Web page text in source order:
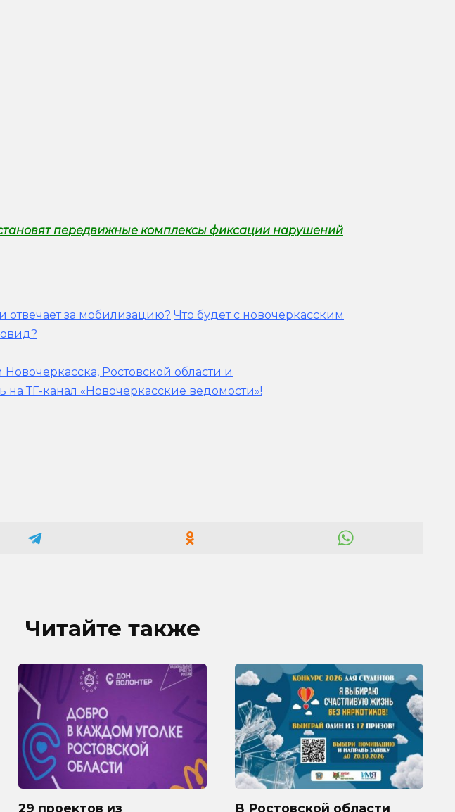
передвижные комплексы фиксации нарушений
отвечает за мобилизацию? Что будет с новочеркасским
Новочеркасска, Ростовской области и
на ТГ-канал «Новочеркасские ведомости»!
Читайте также
29 проектов из В Ростовской области